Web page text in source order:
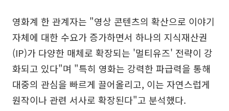
영화계 한 관계자는 "영상 콘텐츠의 확산으로 이야기
자체에 대한 수요가 증가하면서 하나의 지식재산권
(IP)가 다양한 매체로 확장되는 '멀티유즈' 전략이 강
화되고 있다"며 "특히 영화는 강력한 파급력을 통해
대중의 관심을 빠르게 끌어올리고, 이는 자연스럽게
원작이나 관련 서사로 확장된다"고 분석했다.